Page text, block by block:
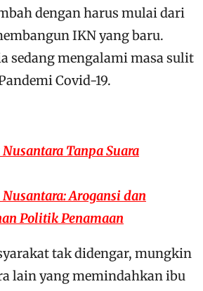
dengan harus mulai dari
IKN yang baru.
sedang mengalami masa sulit
Covid-19.
Tanpa Suara
Arogansi dan
Politik Penamaan
tak didengar, mungkin
lain yang memindahkan ibu